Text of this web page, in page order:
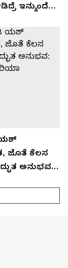
ಇನ್ಮುಂದೆ
ಯಶ್​
ಜೊತೆ ಕೆಲಸ
ಅನುಭವ: